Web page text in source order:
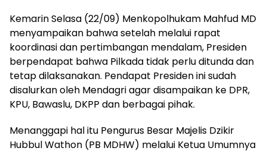
Kemarin Selasa (22/09) Menkopolhukam Mahfud MD
menyampaikan bahwa setelah melalui rapat
koordinasi dan pertimbangan mendalam, Presiden
berpendapat bahwa Pilkada tidak perlu ditunda dan
tetap dilaksanakan. Pendapat Presiden ini sudah
disalurkan oleh Mendagri agar disampaikan ke DPR,
KPU, Bawaslu, DKPP dan berbagai pihak.
Menanggapi hal itu Pengurus Besar Majelis Dzikir
Hubbul Wathon (PB MDHW) melalui Ketua Umumnya